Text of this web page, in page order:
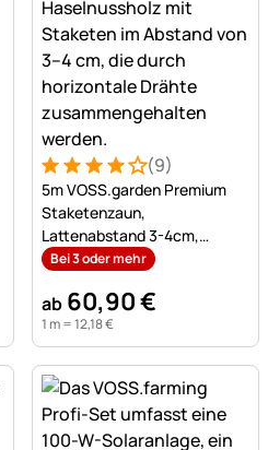
Bewertung: 4 von 5 (9
9 Bewertungen
(9)
5m VOSS.garden Premium
Staketenzaun,
Lattenabstand 3-4cm,
Gartenzaun aus Haselnuss,
Bei 3 oder mehr
ab 60,90€
1 m =12,18€